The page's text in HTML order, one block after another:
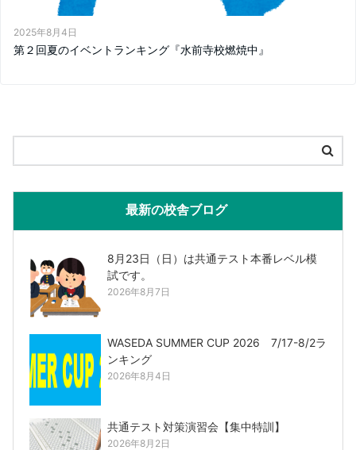
2025年8月4日
第２回夏のイベントランキング『水前寺校燃焼中』
最新の校舎ブログ
8月23日（日）は共通テスト本番レベル模
試です。
2026年8月7日
WASEDA SUMMER CUP 2026 7/17-8/2ラ
ンキング
2026年8月4日
共通テスト対策演習会【集中特訓】
2026年8月2日